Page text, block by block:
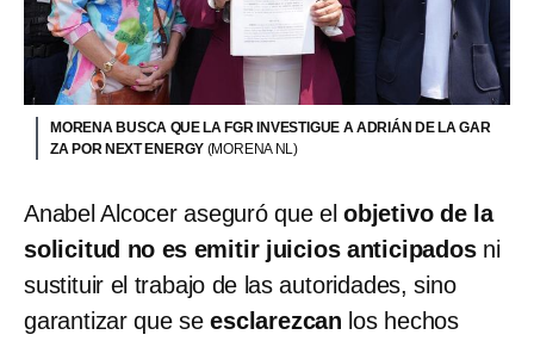
MORENA BUSCA QUE LA FGR INVESTIGUE A ADRIÁN DE LA GAR
ZA POR NEXT ENERGY (MORENA NL)
Anabel Alcocer aseguró que el objetivo de la
solicitud no es emitir juicios anticipadosni
sustituir el trabajo de las autoridades, sino
garantizar que seesclarezcan los hechos